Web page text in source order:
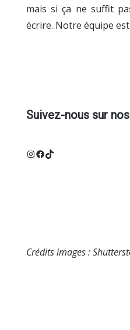
mais si ça ne suffit
écrire. Notre équipe
Suivez-nous sur
Instagram
Facebook
TikTok
Crédits images :